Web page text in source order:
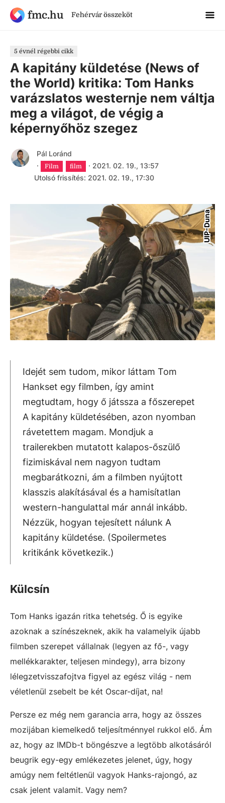
fmc.hu Fehérvár összeköt
5 évnél régebbi cikk
A kapitány küldetése (News of
the World) kritika: Tom Hanks
varázslatos westernje nem váltja
meg a világot, de végig a
képernyőhöz szegez
Pál Loránd
·
Film film · 2021. 02. 19., 13:57
Utolsó frissítés: 2021. 02. 19., 17:30
UIP-Duna
Idejét sem tudom, mikor láttam Tom
Hankset egy filmben, így amint
megtudtam, hogy ő játssza a főszerepet
A kapitány küldetésében, azon nyomban
rávetettem magam. Mondjuk a
trailerekben mutatott kalapos-őszülő
fizimiskával nem nagyon tudtam
megbarátkozni, ám a filmben nyújtott
klasszis alakításával és a hamisítatlan
western-hangulattal már annál inkább.
Nézzük, hogyan tejesített nálunk A
kapitány küldetése. (Spoilermetes
kritikánk következik.)
Külcsín
Tom Hanks igazán ritka tehetség. Ő is egyike
azoknak a színészeknek, akik ha valamelyik újabb
filmben szerepet vállalnak (legyen az fő-, vagy
mellékkarakter, teljesen mindegy), arra bizony
lélegzetvisszafojtva figyel az egész világ - nem
véletlenül zsebelt be két Oscar-díjat, na!
Persze ez még nem garancia arra, hogy az összes
mozijában kiemelkedő teljesítménnyel rukkol elő. Ám
az, hogy az IMDb-t böngészve a legtöbb alkotásáról
beugrik egy-egy emlékezetes jelenet, úgy, hogy
amúgy nem feltétlenül vagyok Hanks-rajongó, az
csak jelent valamit. Vagy nem?